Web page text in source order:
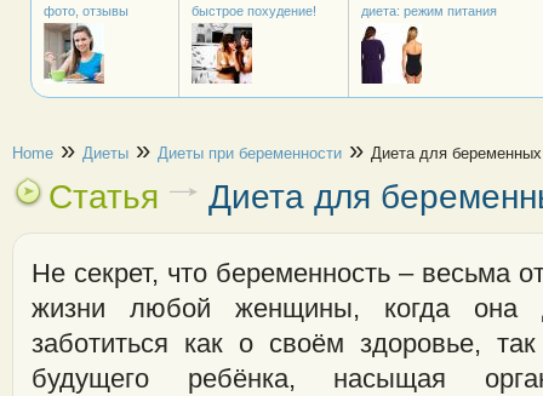
фото, отзывы
быстрое похудение!
диета: режим питания
Вы здесь
Home » Диеты » Диеты при беременности » Диета для
Статья Диета для
Не секрет, что беременность – весьма
жизни любой женщины, когда она
заботиться как о своём здоровье,
будущего ребёнка, насыщая